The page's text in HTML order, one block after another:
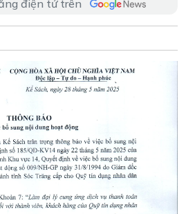
TƯỞNG, ĐẠO ĐỨC, PHONG CÁCH HỒ
điện tử trên